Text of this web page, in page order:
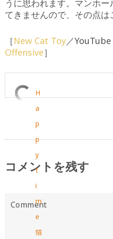
うに思われます。マンホ
てきませんので、その点は
［New Cat Toy／
Offensive］
H
a
p
p
y
t
i
m
e
猫
コメントを残す